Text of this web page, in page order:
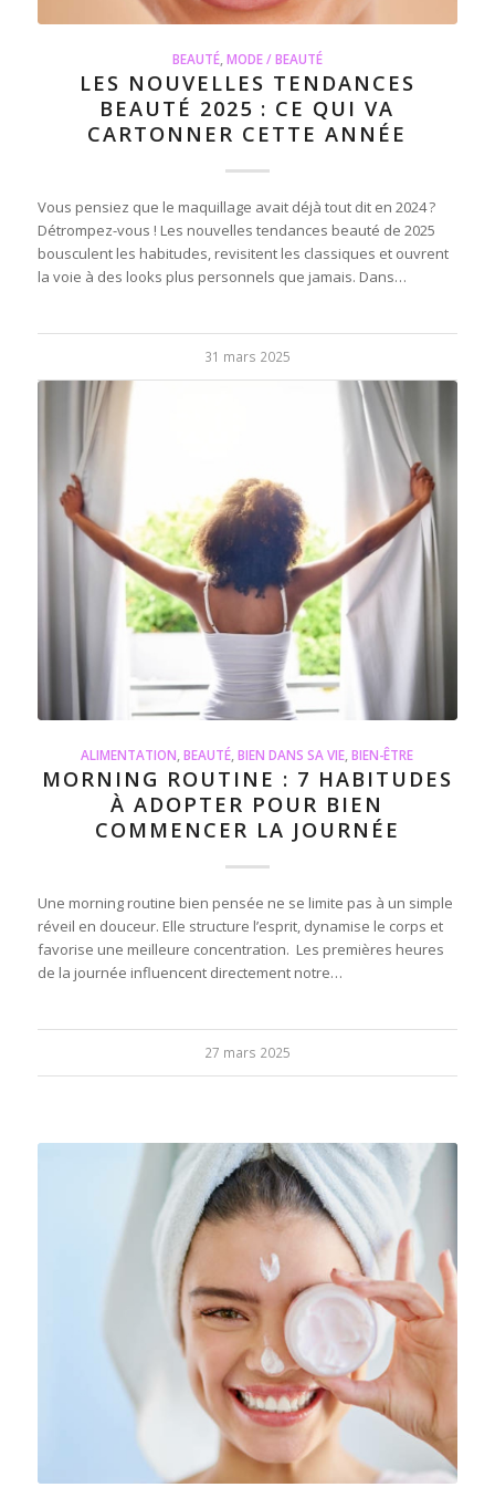
BEAUTÉ, MODE / BEAUTÉ
LES NOUVELLES TENDANCES
BEAUTÉ 2025 : CE QUI VA
CARTONNER CETTE ANNÉE
Vous pensiez que le maquillage avait déjà tout dit en 2024 ?
Détrompez-vous ! Les nouvelles tendances beauté de 2025
bousculent les habitudes, revisitent les classiques et ouvrent
la voie à des looks plus personnels que jamais. Dans…
31 mars 2025
ALIMENTATION,BEAUTÉ,BIEN DANS SA VIE,BIEN-ÊTRE
MORNING ROUTINE : 7 HABITUDES
À ADOPTER POUR BIEN
COMMENCER LA JOURNÉE
Une morning routine bien pensée ne se limite pas à un simple
réveil en douceur. Elle structure l’esprit, dynamise le corps et
favorise une meilleure concentration. Les premières heures
de la journée influencent directement notre…
27 mars 2025